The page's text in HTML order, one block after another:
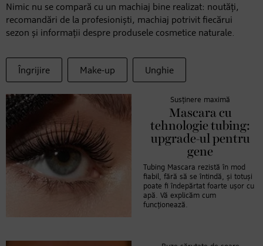
Nimic nu se compară cu un machiaj bine realizat: noutăți,
recomandări de la profesioniști, machiaj potrivit fiecărui
sezon și informații despre produsele cosmetice naturale.
Îngrijire Make-up Unghie
Susținere maximă
Mascara cu
tehnologie tubing:
upgrade-ul pentru
gene
Tubing Mascara rezistă în mod
fiabil, fără să se întindă, și totuși
poate fi îndepărtat foarte ușor cu
apă. Vă explicăm cum
funcționează.